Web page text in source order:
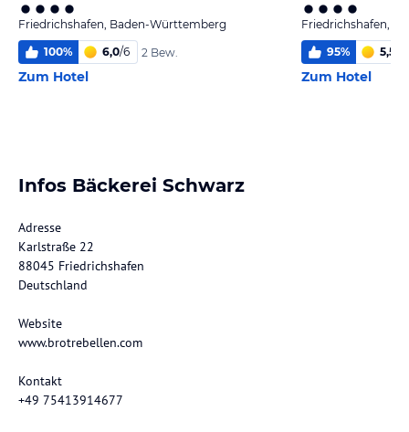
Friedrichshafen, Baden-Württemberg
100% 6,0/6 2 Bew.
Zum Hotel
Friedrichshafen,
95% 5,5
Zum Hotel
Infos Bäckerei Schwarz
Adresse
Karlstraße 22
88045 Friedrichshafen
Deutschland
Website
www.brotrebellen.com
Kontakt
+49 75413914677